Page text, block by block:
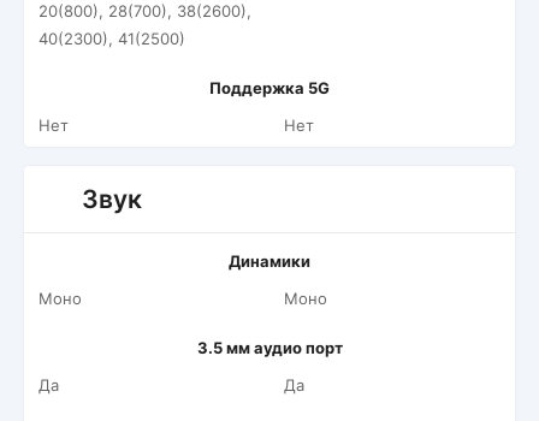
20(800), 28(700), 38(2600),
40(2300), 41(2500)
Поддержка 5G
Нет
Нет
Звук
Динамики
Моно
Моно
3.5 мм аудио порт
Да
Да